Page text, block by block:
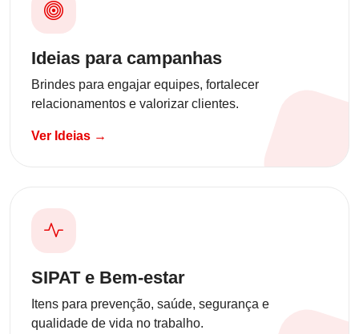
Ideias para campanhas
Brindes para engajar equipes, fortalecer
relacionamentos e valorizar clientes.
Ver Ideias →
SIPAT e Bem-estar
Itens para prevenção, saúde, segurança e
qualidade de vida no trabalho.